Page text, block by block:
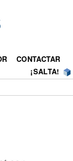
CONTACTAR
¡SALTA!